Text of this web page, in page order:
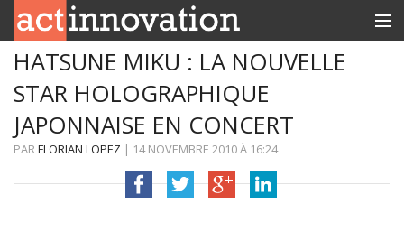
RUBRIQUES
INNOBOX
CONTACT
HATSUNE MIKU : LA NOUVELLE
STAR HOLOGRAPHIQUE
JAPONNAISE EN CONCERT
PARFLORIAN LOPEZ | 14 NOVEMBRE 2010À 16:24